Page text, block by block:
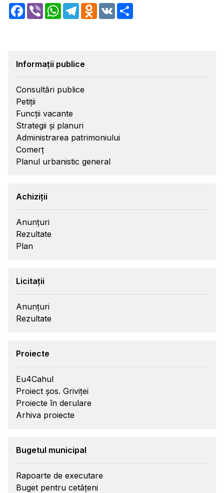
Facebook
Viber WhatsApp
TelegramOdnoklassniki
VK
Informații publice
Consultări publice
Petiții
Funcții vacante
Strategii și planuri
Administrarea patrimoniului
Comerț
Planul urbanistic general
Achiziții
Anunțuri
Rezultate
Plan
Licitații
Anunțuri
Rezultate
Proiecte
Eu4Cahul
Proiect șos. Griviței
Proiecte în derulare
Arhiva proiecte
Bugetul municipal
Rapoarte de executare
Buget pentru cetățeni